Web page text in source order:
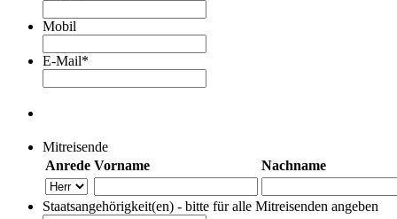
Mobil
E-Mail*
Mitreisende
Anrede Vorname Nachname
Staatsangehörigkeit(en) - bitte für alle Mitreisenden angeben